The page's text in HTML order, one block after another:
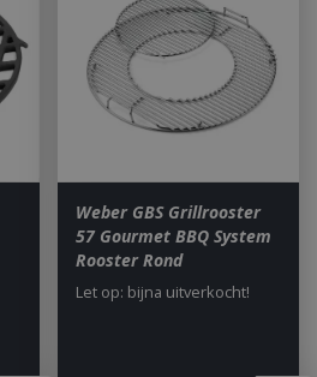
Weber GBS Grillrooster
57 Gourmet BBQ System
Rooster Rond
Let op: bijna uitverkocht!